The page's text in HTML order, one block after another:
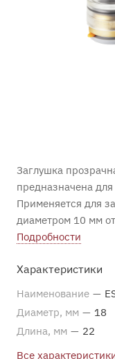
Заглушка
предназначена
Применяется для
диаметром 10 мм
Подробности
Характеристики
Наименование —
Диаметр, мм — 18
Длина, мм — 22
Все